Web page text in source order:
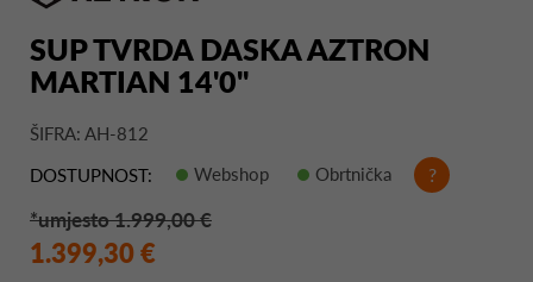
SUP TVRDA DASKA AZTRON
MARTIAN 14'0"
ŠIFRA: AH-812
DOSTUPNOST:
Webshop Obrtnička ?
*umjesto 1.999,00 €
1.399,30 €